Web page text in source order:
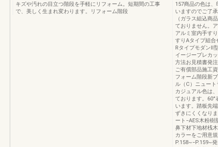
キズや汚れの目立つ階段を手軽にリフォーム。短期間の工事
で、美しく生まれ変わります。リフォーム階段
157商品の色は
いますのでご了
（ガラス組込商
ておりません。
アルミ室内手す
すりAタイプ組合
RタイプモダンⅡ
イージープレカ
方法お見積書発
ご有償部品施工
フォーム階段新
ル（C）ニュー
カジュアル色は
ております。60°
います。踏板先
ずきにくくなり
ート−AES木粉樹
鼻下材下地材桟
カラーをご用意
P.158~−P.159~